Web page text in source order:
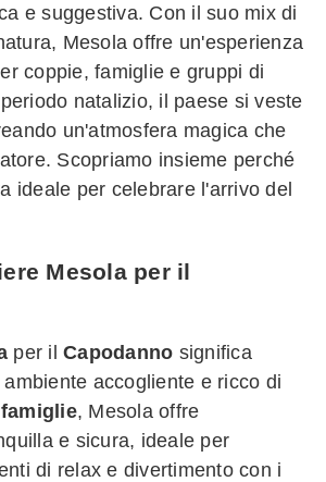
e suggestiva. Con il suo mix di
Mesola offre un'esperienza
coppie, famiglie e gruppi di
natalizio, il paese si veste
un'atmosfera magica che
Scopriamo insieme perché
ideale per celebrare l'arrivo del
Mesola per il
per il Capodanno significa
accogliente e ricco di
famiglie, Mesola offre
e sicura, ideale per
di relax e divertimento con i